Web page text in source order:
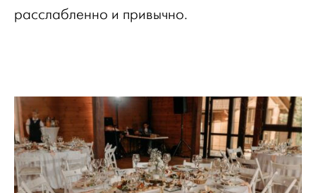
расслабленно и привычно.